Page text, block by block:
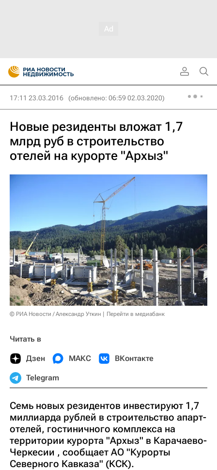
17:11 23.03.2016 (обновлено: 06:59 02.03.2020)
Новые резиденты вложат 1,7
млрд руб в строительство
отелей на курорте "Архыз"
© РИА Новости / Александр Уткин Перейти в медиабанк
Читать в
Дзен МАКС ВКонтакте
Telegram
Семь новых резидентов инвестируют 1,7
миллиарда рублей в строительство апарт-
отелей, гостиничного комплекса на
территории курорта "Архыз" в Карачаево-
Черкесии , сообщает АО "Курорты
Северного Кавказа" (КСК).